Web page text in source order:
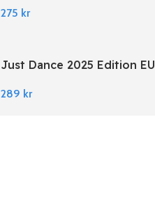
275 kr
Just Dance 2025 Edition EU
289 kr